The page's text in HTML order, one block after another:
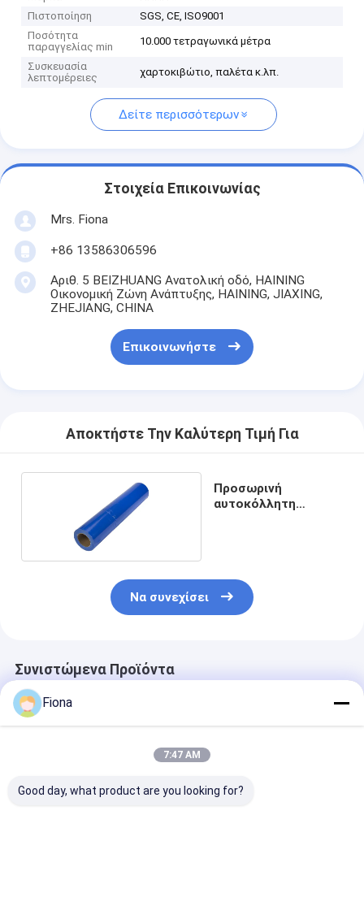
Πιστοποίηση
SGS, CE, ISO9001
Ποσότητα
παραγγελίας min
10.000 τετραγωνικά μέτρα
Συσκευασία
λεπτομέρειες
χαρτοκιβώτιο, παλέτα κ.λπ.
Δείτε περισσότερων
Στοιχεία Επικοινωνίας
Mrs. Fiona
+86 13586306596
Αριθ. 5 BEIZHUANG Ανατολική οδό, HAINING
Οικονομική Ζώνη Ανάπτυξης, HAINING, JIAXING,
ZHEJIANG, CHINA
Επικοινωνήστε
Αποκτήστε Την Καλύτερη Τιμή Για
Προσωρινή
αυτοκόλλητη
Να συνεχίσει
Συνιστώμενα Προϊόντα
Fiona
7:47 AM
Good day, what product are you looking for?